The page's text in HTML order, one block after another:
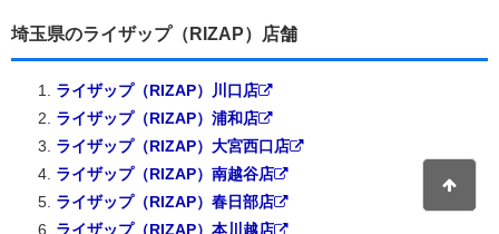
埼玉県のライザップ（RIZAP）店舗
ライザップ（RIZAP）川口店
ライザップ（RIZAP）浦和店
ライザップ（RIZAP）大宮西口店
ライザップ（RIZAP）南越谷店
ライザップ（RIZAP）春日部店
ライザップ（RIZAP）本川越店